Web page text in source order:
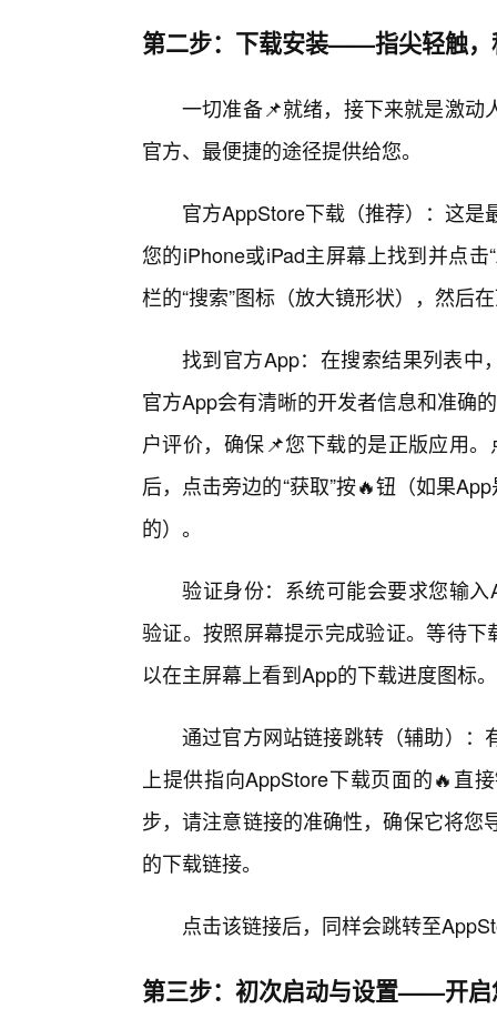
第二步：下载安装——指尖轻触，
一切准备📌就绪，接下来就是激动
官方、最便捷的途径提供给您。
官方AppStore下载（推荐）：这
您的iPhone或iPad主屏幕上找到并点
栏的“搜索”图标（放大镜形状），然后
找到官方App：在搜索结果列表中
官方App会有清晰的开发者信息和准确
户评价，确保📌您下载的是正版应用
后，点击旁边的“获取”按🔥钮（如果
的）。
验证身份：系统可能会要求您输
验证。按照屏幕提示完成验证。等待
以在主屏幕上看到App的下载进度图标
通过官方网站链接跳转（辅助）：
上提供指向AppStore下载页面的🔥直
步，请注意链接的准确性，确保它将
的下载链接。
点击该链接后，同样会跳转至
第三步：初次启动与设置——开启